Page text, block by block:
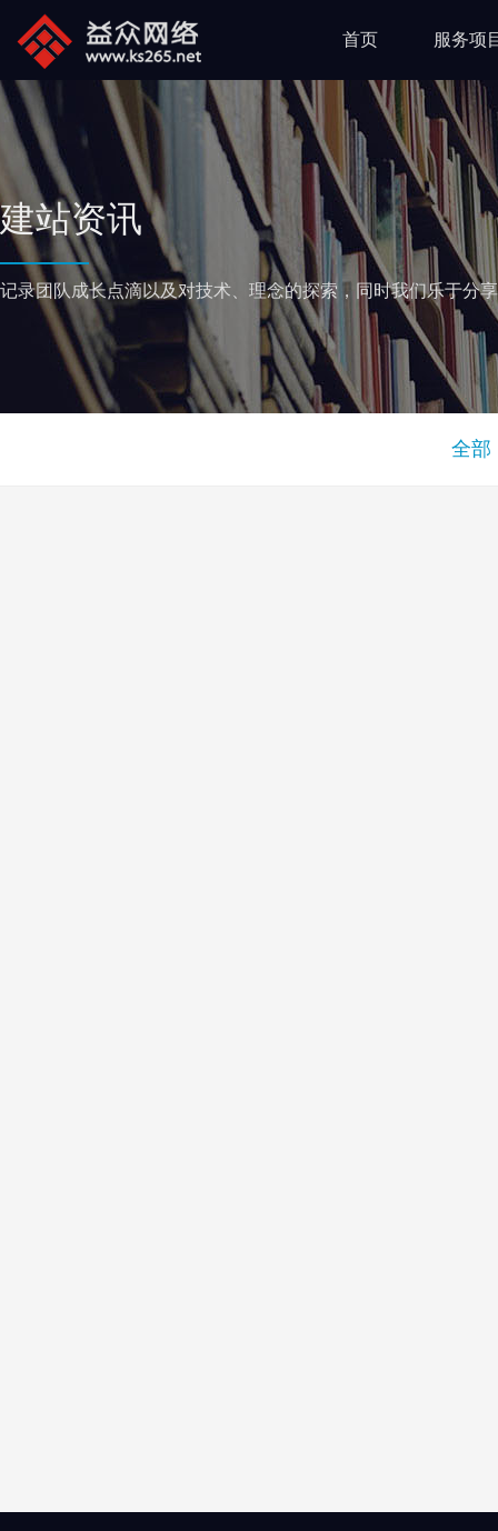
首页 服务项
建站资讯
记录团队成长点滴以及对技术、理念的探索，同时我们乐于分享
全部